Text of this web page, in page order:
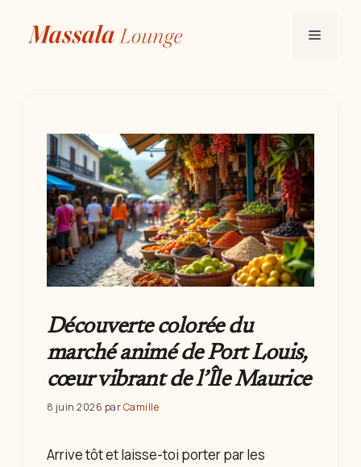
contenu
Menu
Découverte colorée du
marché animé de Port Louis,
cœur vibrant de l’Île Maurice
8 juin 2026 parCamille
Arrive tôt et laisse-toi porter par les